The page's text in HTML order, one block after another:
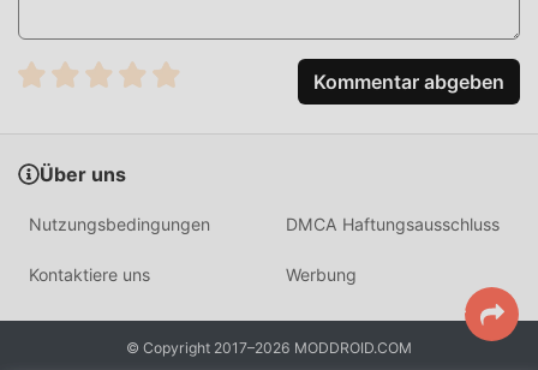
große Anzahl von Benutzern angezogen. Im Vergleich zu
herkömmlichen entertainment-Anwendungen bietet 90s蒸
汽波特效相机App ein reichhaltigeres Erlebnis und
können alle Funktionen ganz einfach erleben und es ist
auch die Anwendung entertainment für Fans, um
Erfahrungen auszutauschen, die Freude zu teilen, die sie
kommen Sie und laden Sie sie jetzt herunter
Kommentar abgeben
Über uns
Nutzungsbedingungen DMCA Haftungsausschluss
Kontaktiere uns Werbung
© Copyright 2017–2026 MODDROID.COM